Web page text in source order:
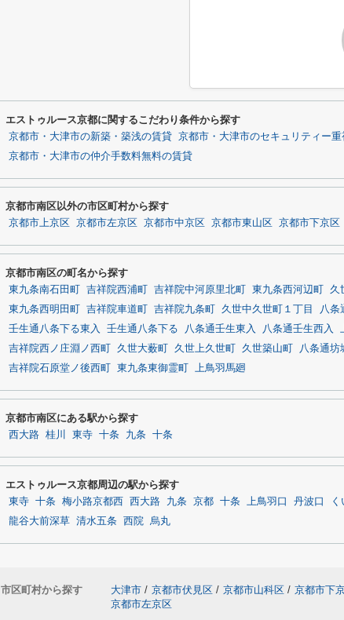
エストゥルース京都に関するこだわり条件から探す
京都市・大津市の新築・築浅の賃貸 京都市・大津市のセキュリティー
京都市・大津市の仲介手数料無料の賃貸
京都市南区以外の市区町村から探す
京都市上京区 京都市左京区 京都市中京区 京都市東山区 京都市下京区
京都市南区の町名から探す
東九条南石田町 吉祥院西浦町 吉祥院中河原里北町 東九条西河辺町 久
東九条西明田町
吉祥院車道町 吉祥院九条町 久世中久世町１丁目 八条
壬生通八条下る東入
壬生通八条下る 八条通壬生東入 八条通壬生西入
吉祥院西ノ庄淵ノ西町
久世大薮町 久世上久世町 久世築山町 八条通坊
吉祥院石原堂ノ後西町
東九条東御霊町 上鳥羽馬廻
京都市南区にある駅から探す
西大路 桂川 東寺 十条 九条 十条
エストゥルース京都周辺の駅から探す
東寺 十条 梅小路京都西 西大路 九条 京都 十条 上鳥羽口 丹波口
龍谷大前深草 清水五条 西院 烏丸
市区町村から探す 大津市 / 京都市伏見区 / 京都市山科区 / 京都市下
京都市左京区